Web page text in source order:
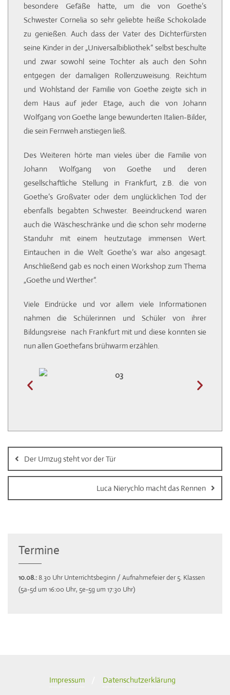
besondere Gefäße hatte, um die von Goethe’s
Schwester Cornelia so sehr geliebte heiße Schokolade
zu genießen. Auch dass der Vater des Dichterfürsten
seine Kinder in der „Universalbibliothek“ selbst beschulte
und zwar sowohl seine Tochter als auch den Sohn
entgegen der damaligen Rollenzuweisung. Reichtum
und Wohlstand der Familie von Goethe zeigte sich in
dem Haus auf jeder Etage, auch die von Johann
Wolfgang von Goethe lange bewunderten Italien-Bilder,
die sein Fernweh anstiegen ließ.
Des Weiteren hörte man vieles über die Familie von
Johann Wolfgang von Goethe und deren
gesellschaftliche Stellung in Frankfurt, z.B. die von
Goethe’s Großvater oder dem unglücklichen Tod der
ebenfalls begabten Schwester. Beeindruckend waren
auch die Wäscheschränke und die schon sehr moderne
Standuhr mit einem heutzutage immensen Wert.
Eintauchen in die Welt Goethe’s war also angesagt.
Anschließend gab es noch einen Workshop zum Thema
„Goethe und Werther“.
Viele Eindrücke und vor allem viele Informationen
nahmen die Schülerinnen und Schüler von ihrer
Bildungsreise nach Frankfurt mit und diese konnten sie
nun allen Goethefans brühwarm erzählen.
Der Umzug steht vor der Tür
Luca Nierychlo macht das Rennen
Termine
10.08.:8.30 Uhr Unterrichtsbeginn / Aufnahmefeier der 5. Klassen
(5a-5d um 16:00 Uhr, 5e-5g um 17:30 Uhr)
Impressum Datenschutzerklärung